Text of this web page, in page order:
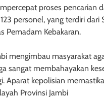
proses pencarian
personel, yang terdiri dari
Pemadam Kebakaran.
mengimbau masyarakat
sangat membahayakan
Aparat kepolisian
Provinsi Jambi